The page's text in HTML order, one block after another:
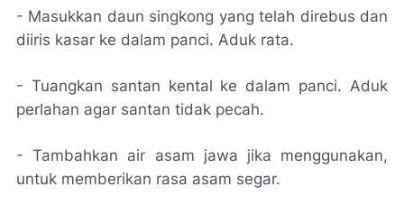
- Masukkan daun singkong yang telah direbus dan
diiris kasar ke dalam panci. Aduk rata.
- Tuangkan santan kental ke dalam panci. Aduk
perlahan agar santan tidak pecah.
- Tambahkan air asam jawa jika menggunakan,
untuk memberikan rasa asam segar.